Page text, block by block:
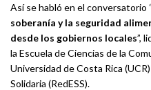
Así se habló en el conversatorio
soberanía y la seguridad
desde los gobiernos locales”,
la Escuela de Ciencias de la
Universidad de Costa Rica
Solidaria (RedESS).